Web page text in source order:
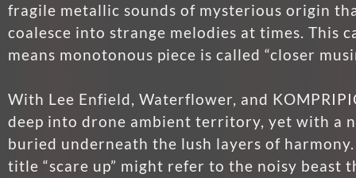
fragile metallic sounds of mysterious origin
coalesce into strange melodies at times. This
means monotonous piece is called “closer
With Lee Enfield, Waterflower, and
deep into drone ambient territory, yet with a
buried underneath the lush layers of
title “scare up” might refer to the noisy beast